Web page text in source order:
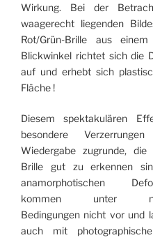
Wirkung. Bei der
waagerecht liegenden
Rot/Grün-Brille aus einem
Blickwinkel richtet sich die
auf und erhebt sich
Fläche !
Diesem spektakulären
besondere
Wiedergabe zugrunde,
Brille gut zu erkennen
anamorphotischen
kommen unter
Bedingungen nicht vor und
auch mit